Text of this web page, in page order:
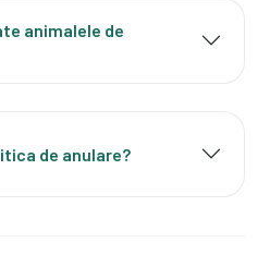
animalele de
de anulare?